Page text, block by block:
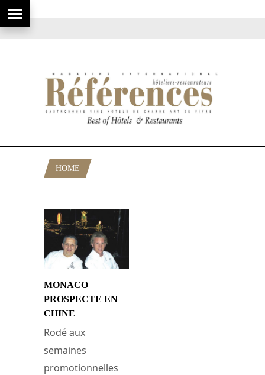
HOME
MONACO
PROSPECTE EN
CHINE
Rodé aux
semaines
promotionnelles